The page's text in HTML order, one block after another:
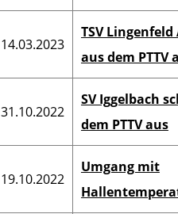
14.03.2023
TSV
aus dem PTTV
31.10.2022
SV Iggelbach
dem PTTV aus
19.10.2022
Umgang mit